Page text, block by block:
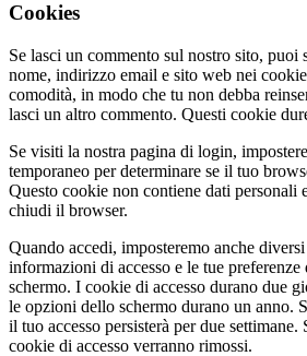
Cookies
Se lasci un commento sul nostro sito, puoi
nome, indirizzo email e sito web nei
comodità, in modo che tu non debba
lasci un altro commento. Questi cookie
Se visiti la nostra pagina di login,
temporaneo per determinare se il tuo
Questo cookie non contiene dati personali
chiudi il browser.
Quando accedi, imposteremo anche
informazioni di accesso e le tue
schermo. I cookie di accesso durano due
le opzioni dello schermo durano un anno.
il tuo accesso persisterà per due settimane.
cookie di accesso verranno rimossi.